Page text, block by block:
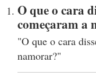
O que o cara
começaram a
"O que o cara
namorar?"